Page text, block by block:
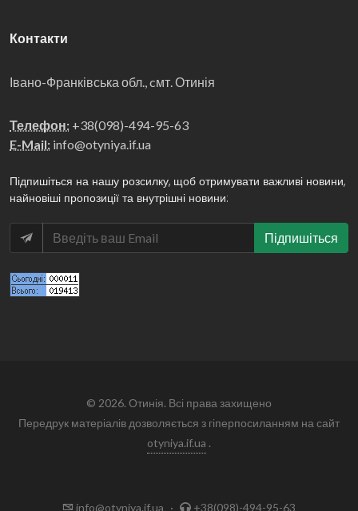
Контакти
Івано-Франківська обл., cмт. Отинія
Телефон: +38(098)-494-95-63
E-Mail: info@otyniya.if.ua
Підпишіться на нашу розсилку, щоб отримувати важливі новини,
найновіші пропозиції та внутрішні новини:
Підпишіться
© 2026. Отинія. Всі права захищено
Передрук матеріалів дозволяється з гіперпосиланням на сайт
otyniya.if.ua .
info@otyniya.if.ua · +38(098)-494-95-63